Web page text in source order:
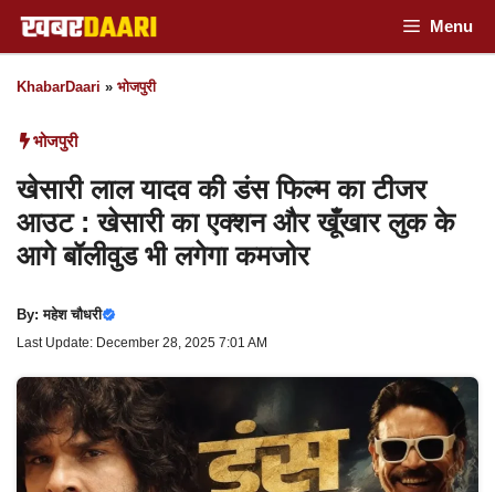
Skip
to
content
Menu
KhabarDaari » भोजपुरी
भोजपुरी
खेसारी लाल यादव की डंस फिल्म का टीजर
आउट : खेसारी का एक्शन और खूँखार लुक के
आगे बॉलीवुड भी लगेगा कमजोर
By:महेश चौधरी
Last Update: December 28, 2025 7:01 AM